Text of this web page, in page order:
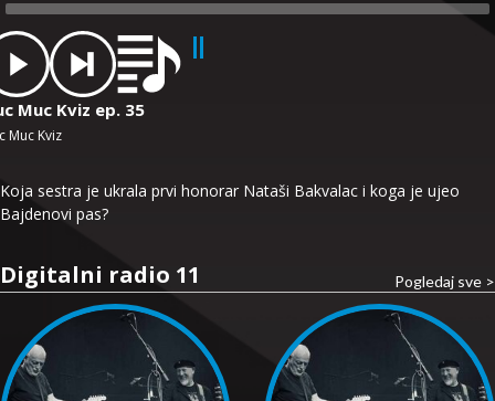
Muc Kviz ep. 35
Muc Kviz
Koja sestra je ukrala prvi honorar Nataši Bakvalac i koga je ujeo
Bajdenovi pas?
Digitalni radio 11 Pogledaj sve >